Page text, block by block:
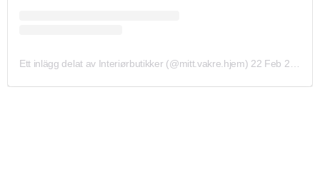
Ett inlägg delat av Interiørbutikker (@mitt.vakre.hjem) 22 Feb 2020 kl. 7:37 PST